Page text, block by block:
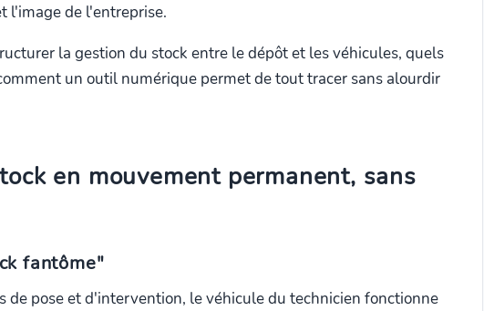
l'image de l'entreprise.
la gestion du stock entre le dépôt et les véhicules, quels
un outil numérique permet de tout tracer sans alourdir
en mouvement permanent, sans
fantôme"
de pose et d'intervention, le véhicule du technicien fonctionne